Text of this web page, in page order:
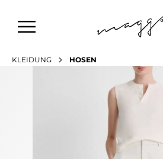
KLEIDUNG HOSEN